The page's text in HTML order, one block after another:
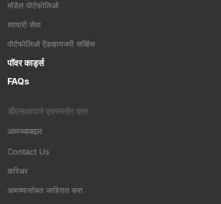
मॉडेल पोर्टफोलिओ
व्यापारी सेवा
पोर्टफोलिओ ऍडव्हायजरी सर्व्हिस
पॉवर कार्ड्स
FAQs
डीएसआयजे एक्सप्लोर करा
आमच्याबद्दल
Contact Us
करिअर
आमच्यासोबत जाहिरात करा